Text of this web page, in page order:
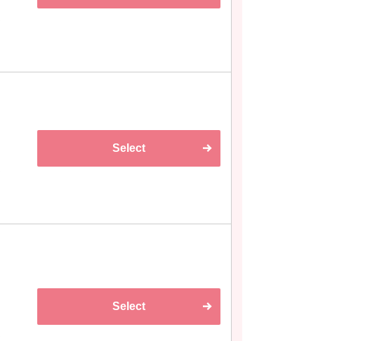
Select
Select